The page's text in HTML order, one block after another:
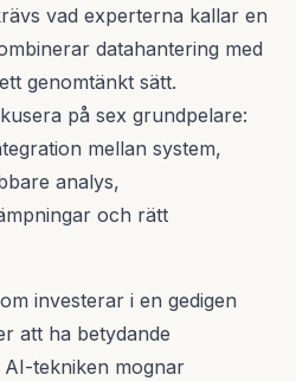
vad experterna kallar en
datahantering med
genomtänkt sätt.
på sex grundpelare:
mellan system,
analys,
och rätt
investerar i en gedigen
att ha betydande
tekniken mognar